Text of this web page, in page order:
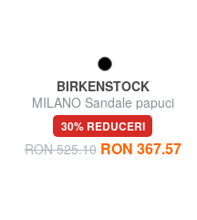
BIRKENSTOCK
MILANO Sandale papuci
Birko-Flor
30% REDUCERI
RON 525.10 RON 367.57